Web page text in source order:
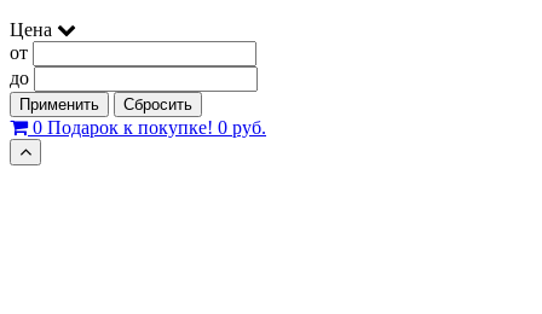
Цена
от
до
Применить Сбросить
0 Подарок к покупке! 0 руб.